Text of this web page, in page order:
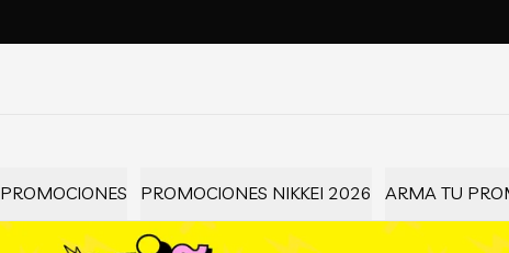
PROMOCIONES PROMOCIONES NIKKEI 2026 ARMA TU